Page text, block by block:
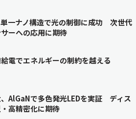
一ナノ構造で光の制御に成功 次世代
ーへの応用に期待
電でエネルギーの制約を越える
AlGaNで多色発光LEDを実証 ディス
高精密化に期待